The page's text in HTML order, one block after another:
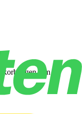
legen, um